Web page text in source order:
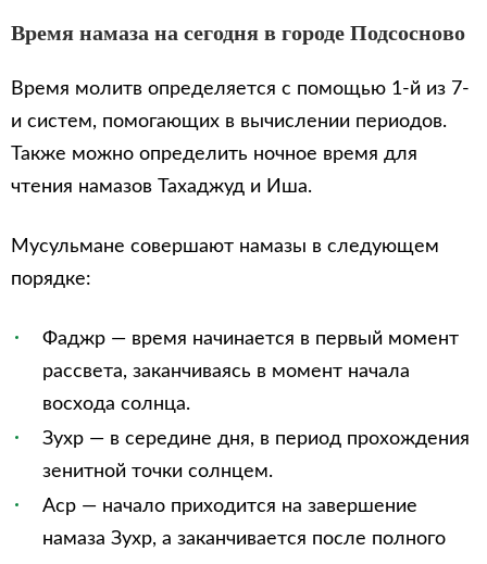
Время намаза на сегодня в городе Подсосново
Время молитв определяется с помощью 1-й из 7-
и систем, помогающих в вычислении периодов.
Также можно определить ночное время для
чтения намазов Тахаджуд и Иша.
Мусульмане совершают намазы в следующем
порядке:
Фаджр — время начинается в первый момент
рассвета, заканчиваясь в момент начала
восхода солнца.
Зухр — в середине дня, в период прохождения
зенитной точки солнцем.
Аср — начало приходится на завершение
намаза Зухр, а заканчивается после полного